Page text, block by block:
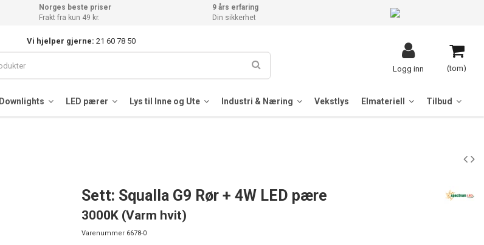
Norges beste priser
Frakt fra kun 49 kr.
9 års erfaring
Din sikkerhet
Vi hjelper gjerne: 21 60 78 50
(tom)
Logg inn
Downlights LED pærer Lys til Inne og Ute Industri & Næring Vekstlys Elmateriell Tilbud
Sett: Squalla G9 Rør + 4W LED pære
3000K (Varm hvit)
Varenummer 6678-0